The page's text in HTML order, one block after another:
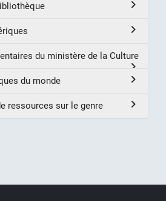
du ministère de la Culture
du monde
ressources sur le genre